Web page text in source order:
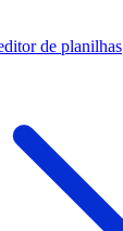
de planilhas